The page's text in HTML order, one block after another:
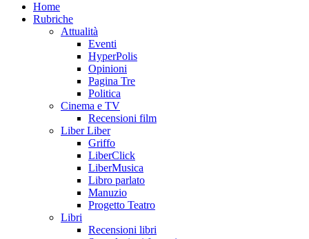
Home
Rubriche
Attualità
Eventi
HyperPolis
Opinioni
Pagina Tre
Politica
Cinema e TV
Recensioni film
Liber Liber
Griffo
LiberClick
LiberMusica
Libro parlato
Manuzio
Progetto Teatro
Libri
Recensioni libri